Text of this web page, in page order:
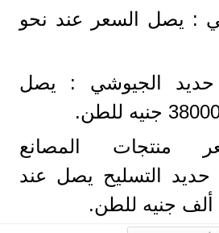
: يصل السعر عند نحو
الجيوشي : يصل
منتجات المصانع
حديد التسليح يصل عند